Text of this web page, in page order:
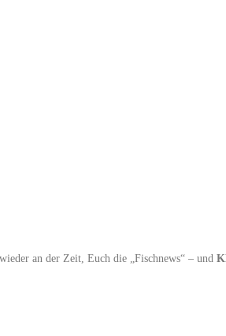
an der Zeit, Euch die „Fischnews“ – und